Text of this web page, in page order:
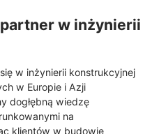
w inżynierii
w inżynierii konstrukcyjnej
w Europie i Azji
dogłębną wiedzę
na
klientów w budowie